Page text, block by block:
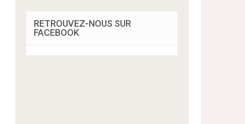
RETROUVEZ-NOUS SUR
FACEBOOK